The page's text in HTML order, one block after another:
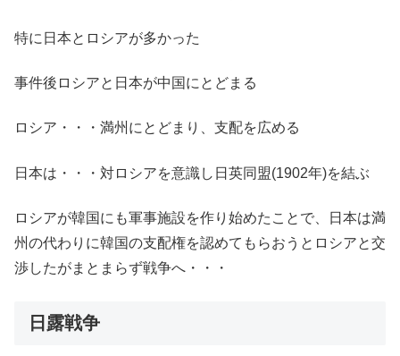
特に日本とロシアが多かった
事件後ロシアと日本が中国にとどまる
ロシア・・・満州にとどまり、支配を広める
日本は・・・対ロシアを意識し日英同盟(1902年)を結ぶ
ロシアが韓国にも軍事施設を作り始めたことで、日本は満
州の代わりに韓国の支配権を認めてもらおうとロシアと交
渉したがまとまらず戦争へ・・・
日露戦争